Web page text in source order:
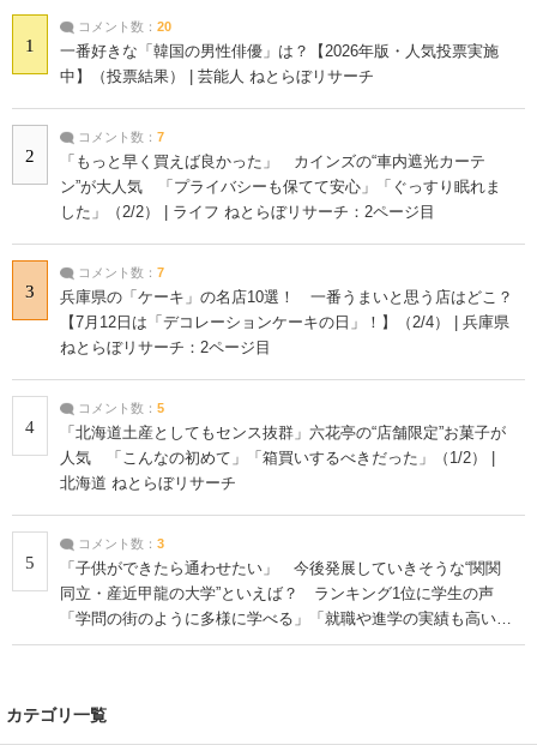
1
コメント数： 20
一番好きな「韓国の男性俳優」は？【2026年版・人気投票実施
中】（投票結果） | 芸能人 ねとらぼリサーチ
2
コメント数： 7
「もっと早く買えば良かった」 カインズの“車内遮光カーテ
ン”が大人気 「プライバシーも保てて安心」「ぐっすり眠れま
した」（2/2） | ライフ ねとらぼリサーチ：2ページ目
3
コメント数： 7
兵庫県の「ケーキ」の名店10選！ 一番うまいと思う店はどこ？
【7月12日は「デコレーションケーキの日」！】（2/4） | 兵庫県
ねとらぼリサーチ：2ページ目
4
コメント数： 5
「北海道土産としてもセンス抜群」六花亭の“店舗限定”お菓子が
人気 「こんなの初めて」「箱買いするべきだった」（1/2） |
北海道 ねとらぼリサーチ
5
コメント数： 3
「子供ができたら通わせたい」 今後発展していきそうな“関関
同立・産近甲龍の大学”といえば？ ランキング1位に学生の声
「学問の街のように多様に学べる」「就職や進学の実績も高い」
| 大学 ねとらぼリサーチ
カテゴリ一覧